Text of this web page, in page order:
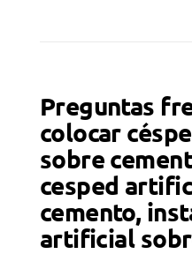
Preguntas
colocar
sobre
cesped
cemento,
artificial